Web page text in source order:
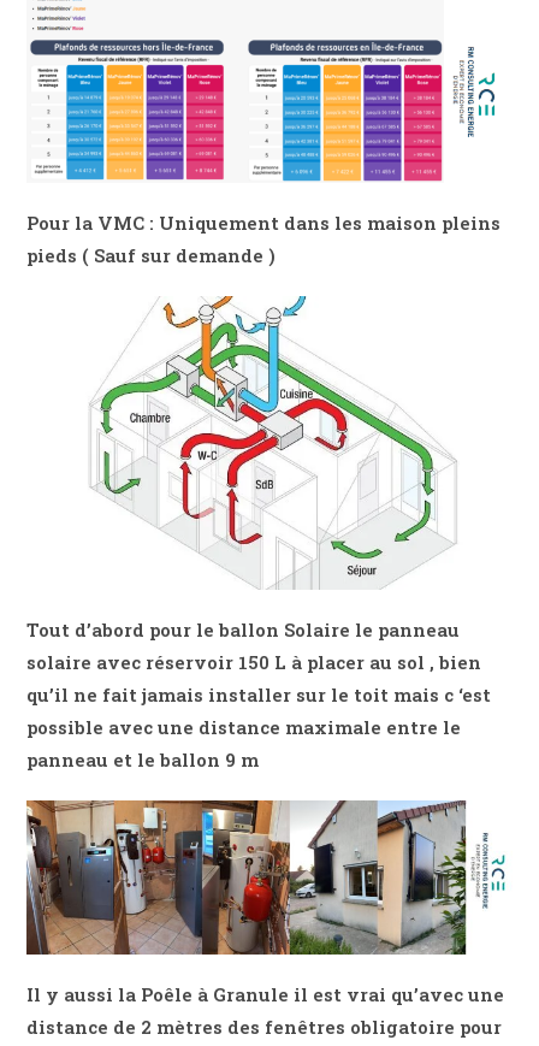
Pour la VMC : Uniquement dans les maison pleins
pieds ( Sauf sur demande )
Tout d’abord pour le ballon Solaire le panneau
solaire avec réservoir 150 L à placer au sol , bien
qu’il ne fait jamais installer sur le toit mais c ‘est
possible avec une distance maximale entre le
panneau et le ballon 9 m
Il y aussi la Poêle à Granule il est vrai qu’avec une
distance de 2 mètres des fenêtres obligatoire pour